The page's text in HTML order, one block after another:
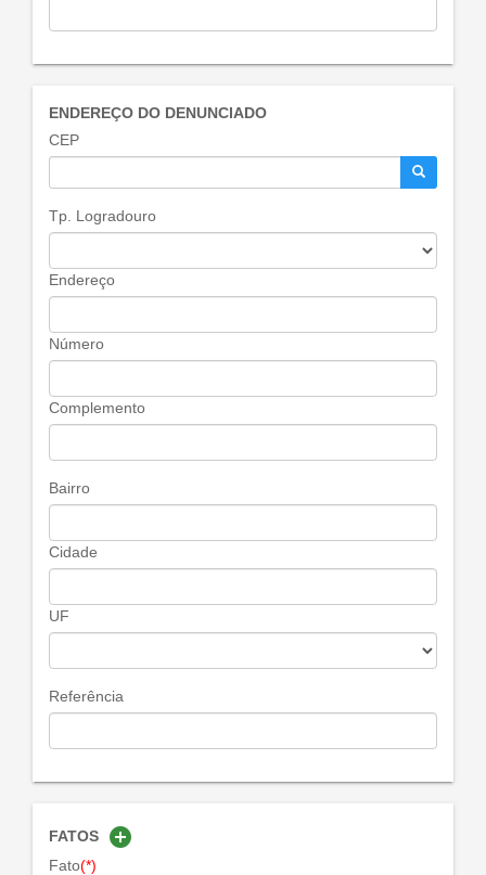
ENDEREÇO DO DENUNCIADO
CEP
Tp. Logradouro
Endereço
Número
Complemento
Bairro
Cidade
UF
Referência
FATOS add_circle
Fato(*)